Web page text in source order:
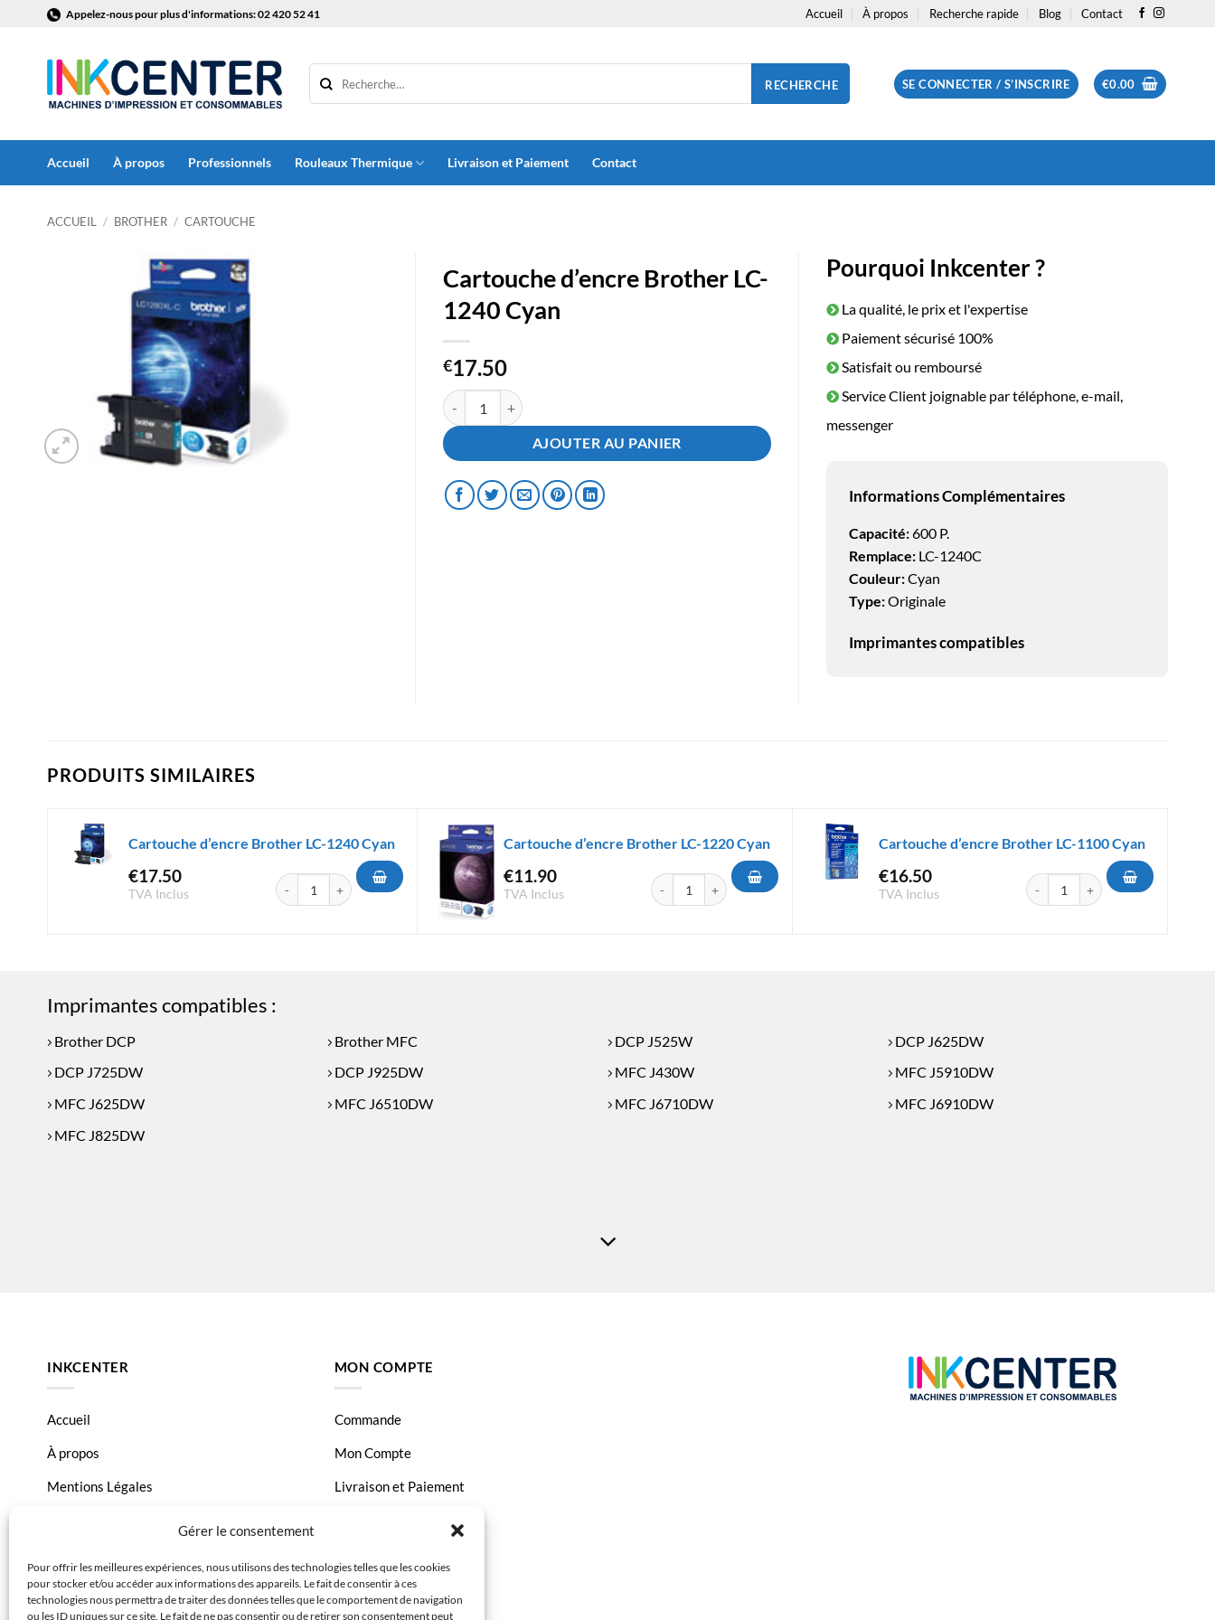
Gérer le consentement
Pour offrir les meilleures expériences, nous utilisons des technologies telles que les cookies
pour stocker et/ou accéder aux informations des appareils. Le fait de consentir à ces
technologies nous permettra de traiter des données telles que le comportement de navigation
ou les ID uniques sur ce site. Le fait de ne pas consentir ou de retirer son consentement peut
contenu
Appelez-nous pour plus d'informations: 02 420 52 41 Accueil À propos Recherche rapide Blog Contact
RECHERCHE SE CONNECTER / S’INSCRIRE €0.00
Accueil À propos Professionnels Rouleaux Thermique Livraison et Paiement Contact
ACCUEIL / BROTHER / CARTOUCHE
Cartouche d’encre Brother LC-
1240 Cyan
€17.50
quantité de Cartouche d'encre Brother LC-1240 Cyan
AJOUTER AU PANIER
Pourquoi Inkcenter ?
La qualité, le prix et l'expertise
Paiement sécurisé 100%
Satisfait ou remboursé
Service Client joignable par téléphone, e-mail,
messenger
Informations Complémentaires
Capacité:600 P.
Remplace: LC-1240C
Couleur:Cyan
Type:Originale
Imprimantes compatibles
PRODUITS SIMILAIRES
Cartouche d’encre Brother LC-1240 Cyan
€17.50
TVA Inclus
quantité de Cartouche d'encre Brother LC-1240 Cyan
Cartouche d’encre Brother LC-1220 Cyan
€11.90
TVA Inclus
quantité de Cartouche d'encre Brother LC-1220 Cyan
Cartouche d’encre Brother LC-1100 Cyan
€16.50
TVA Inclus
quantité de Cartouche d'encre
Imprimantes compatibles :
Brother DCP Brother MFC DCP J525W
DCP J625DW
DCP J725DW
DCP J925DW MFC J430W
MFC J5910DW
MFC J625DW
MFC J6510DW MFC J6710DW
MFC J6910DW
MFC J825DW
INKCENTER
Accueil
À propos
Mentions Légales
Politique de confidentialité
MON COMPTE
Commande
Mon Compte
Livraison et Paiement